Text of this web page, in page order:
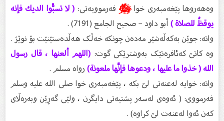
وەهەروها پێغەمبەری خواﷺفەرموویەتی:( لا تسبُّوا الديك فإنه
يوقظُ للصلاة )أبو داود – صحيح الجامع (7191) .
واتە: جوێن بەکەڵەشێر مەدەن چونکە خەڵک هەڵدەستێنێت بۆ نوێژ .
وە کاتێ کەئافرەتێک بەوشترێکی گوت:(اللهم ألعنها ، قال رسول
الله ( خذوا ما عليها ، ودعوها فإنَّها ملعونة)رواه مسلم .
واتە: خوایە لەعنەتی لێ بکە ، پێغەمبەری خوا صلی اللە علیە وسلم
فەرمووی: ( ئەوەی لەسەر پشتیەتی دایگرن ، ولێی گەڕێن وبەرەڵای
کەن ئەوا لەعنەت لێ کراوە) .